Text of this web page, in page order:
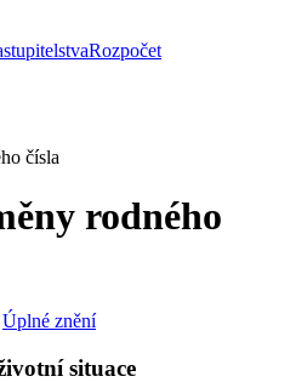
Rozpočet
čísla
rodného
Úplné znění
situace